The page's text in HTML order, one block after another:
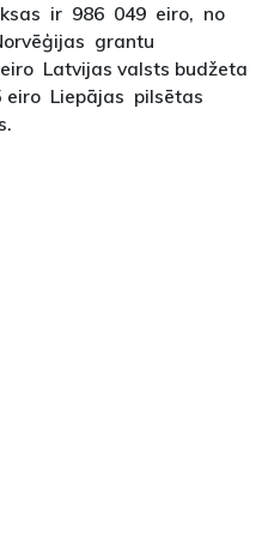
ir 986 049 eiro, no
grantu
Latvijas valsts budžeta
eiro Liepājas pilsētas